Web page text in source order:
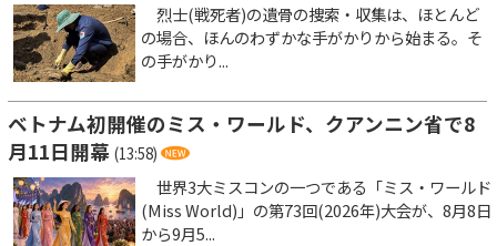
烈士(戦死者)の遺骨の捜索・収集は、ほとんど
の場合、ほんのわずかな手がかりから始まる。そ
の手がかり...
ベトナム初開催のミス・ワールド、クアンニン省で8
月11日開幕 (13:58)
世界3大ミスコンの一つである「ミス・ワールド
(Miss World)」の第73回(2026年)大会が、8月8日
から9月5...